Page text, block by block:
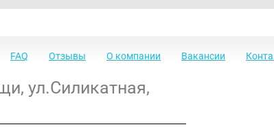
FAQ Отзывы О компании Вакансии
, ул.Силикатная,